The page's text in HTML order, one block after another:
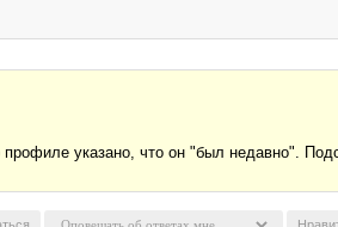
указано, что он "был недавно".